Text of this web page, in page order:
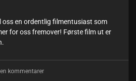
oss en ordentlig filmentusiast som
for oss fremover! Første film ut er
kommentarer